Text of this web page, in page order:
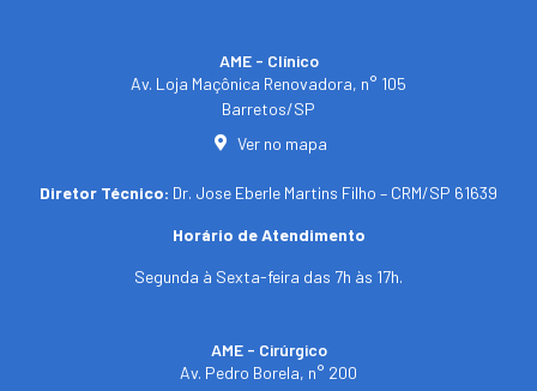
AME - Clínico​
Av. Loja Maçônica Renovadora, n° 105
Barretos/SP​
Ver no mapa
Diretor Técnico: Dr. Jose Eberle Martins Filho – CRM/SP 61639
Horário de Atendimento
Segunda à Sexta-feira das 7h às 17h.
AME - Cirúrgico
Av. Pedro Borela, n° 200